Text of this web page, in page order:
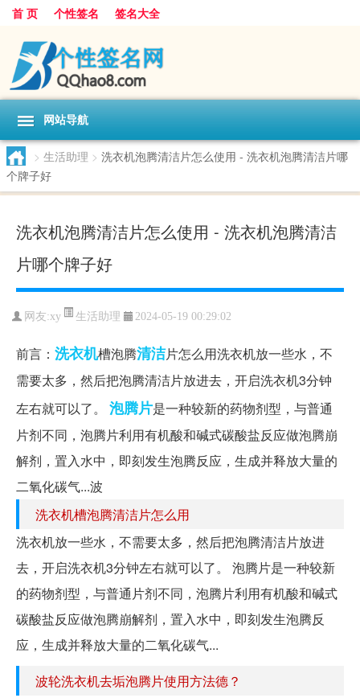
首 页 个性签名 签名大全
网站导航
> 生活助理 > 洗衣机泡腾清洁片怎么使用 - 洗衣机泡腾清洁片哪
个牌子好
洗衣机泡腾清洁片怎么使用 - 洗衣机泡腾清洁
片哪个牌子好
网友:xy 生活助理 2024-05-19 00:29:02
前言： 洗衣机槽泡腾清洁片怎么用洗衣机放一些水，不
需要太多，然后把泡腾清洁片放进去，开启洗衣机3分钟
左右就可以了。 泡腾片是一种较新的药物剂型，与普通
片剂不同，泡腾片利用有机酸和碱式碳酸盐反应做泡腾崩
解剂，置入水中，即刻发生泡腾反应，生成并释放大量的
二氧化碳气...波
洗衣机槽泡腾清洁片怎么用
洗衣机放一些水，不需要太多，然后把泡腾清洁片放进
去，开启洗衣机3分钟左右就可以了。 泡腾片是一种较新
的药物剂型，与普通片剂不同，泡腾片利用有机酸和碱式
碳酸盐反应做泡腾崩解剂，置入水中，即刻发生泡腾反
应，生成并释放大量的二氧化碳气...
波轮洗衣机去垢泡腾片使用方法德？